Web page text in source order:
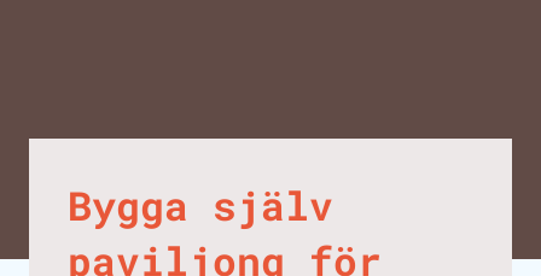
Bygga själv
paviljong för